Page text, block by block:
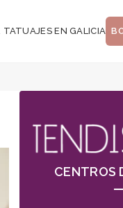
TATUAJES EN GALICIA
CENTROS